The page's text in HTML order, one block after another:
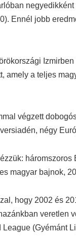
Ennél jobb
amely a teljes
végzett
négy
magyar bajnok,
hogy 2002 és
veretlen
(Gyémánt